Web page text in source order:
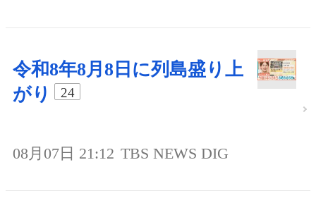
令和8年8月8日に列島盛り上
がり
24
08月07日 21:12 TBS NEWS DIG